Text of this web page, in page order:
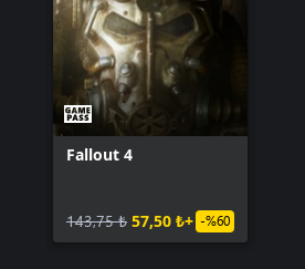
Fallout 4
143,75 ₺ 57,50 ₺+ -%60